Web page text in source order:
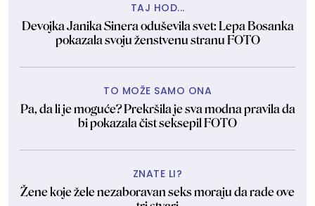
TAJ HOD...
Devojka Janika Sinera oduševila svet: Lepa Bosanka
pokazala svoju ženstvenu stranu FOTO
TO MOŽE SAMO ONA
Pa, da li je moguće? Prekršila je sva modna pravila da
bi pokazala čist seksepil FOTO
ZNATE LI?
Žene koje žele nezaboravan seks moraju da rade ove